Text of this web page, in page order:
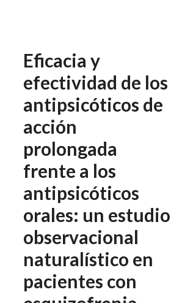
Eficacia y
efectividad de los
antipsicóticos de
acción
prolongada
frente a los
antipsicóticos
orales: un estudio
observacional
naturalístico en
pacientes con